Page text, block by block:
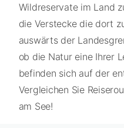
Wildreservate im Land
die Verstecke die dort
auswärts der
ob die Natur eine Ihrer
befinden sich auf der
Vergleichen Sie
am See!